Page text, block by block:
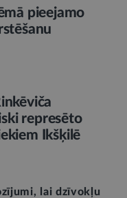
pieejamo
represēto
Ikšķilē
lai dzīvokļu